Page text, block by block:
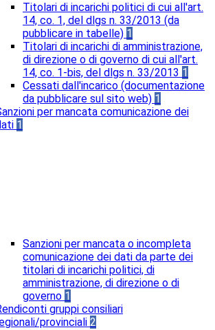
Titolari di incarichi politici di cui all'art.
14, co. 1, del dlgs n. 33/2013 (da
pubblicare in tabelle) 1
Titolari di incarichi di amministrazione,
di direzione o di governo di cui all'art.
14, co. 1-bis, del dlgs n. 33/2013 1
Cessati dall'incarico (documentazione
da pubblicare sul sito web) 1
per mancata comunicazione dei
1
Sanzioni per mancata o incompleta
comunicazione dei dati da parte dei
titolari di incarichi politici, di
amministrazione, di direzione o di
governo 1
gruppi consiliari
provinciali 2